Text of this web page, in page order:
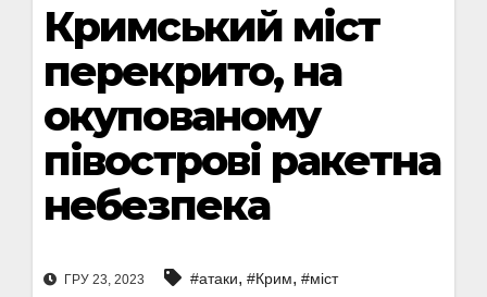
Кримський міст
перекрито, на
окупованому
півострові ракетна
небезпека
ГРУ 23, 2023 #атаки, #Крим, #міст